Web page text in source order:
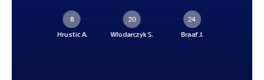
8
Hrustic A.
20
Wlodarczyk S.
24
Braaf J.